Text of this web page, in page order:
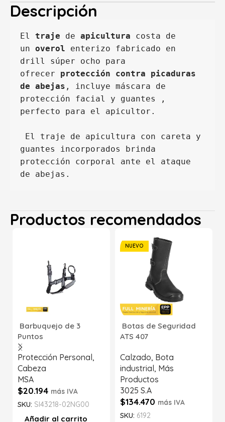
Descripción
El traje de apicultura costa de
un overol enterizo fabricado en
drill súper ocho para
ofrecer protección contra picaduras
de abejas , incluye máscara de
protección facial y guantes ,
perfecto para el apicultor.
guantes incorporados brinda
protección corporal ante el ataque
de abejas.
Productos recomendados
Barbuquejo de 3
Puntos
Protección Personal,
Cabeza
MSA
$20.194 más IVA
SKU: SI43218-02NG00
Añadir al carrito
NUEVO
Botas de Seguridad
ATS 407
Calzado, Bota
industrial, Más
Productos
3025 S.A
$134.470 más IVA
SKU: 6192